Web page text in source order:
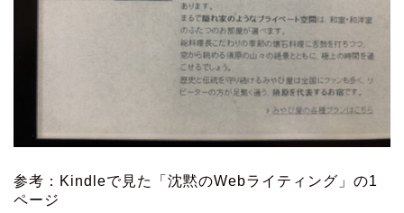
参考：Kindleで見た「沈黙のWebライティング」の1
ページ